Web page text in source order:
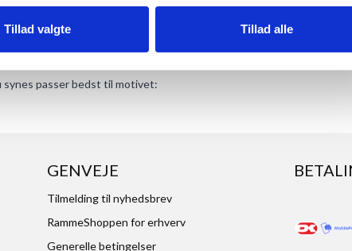
Tillad valgte Tillad alle
synes passer bedst til motivet:
GENVEJE
Tilmelding til nyhedsbrev
RammeShoppen for erhverv
Generelle betingelser